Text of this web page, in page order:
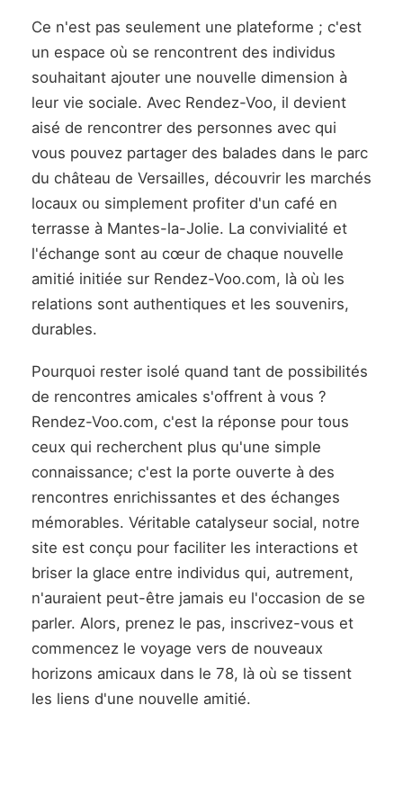
Ce n'est pas seulement une plateforme ; c'est
un espace où se rencontrent des individus
souhaitant ajouter une nouvelle dimension à
leur vie sociale. Avec Rendez-Voo, il devient
aisé de rencontrer des personnes avec qui
vous pouvez partager des balades dans le parc
du château de Versailles, découvrir les marchés
locaux ou simplement profiter d'un café en
terrasse à Mantes-la-Jolie. La convivialité et
l'échange sont au cœur de chaque nouvelle
amitié initiée sur Rendez-Voo.com, là où les
relations sont authentiques et les souvenirs,
durables.
Pourquoi rester isolé quand tant de possibilités
de rencontres amicales s'offrent à vous ?
Rendez-Voo.com, c'est la réponse pour tous
ceux qui recherchent plus qu'une simple
connaissance; c'est la porte ouverte à des
rencontres enrichissantes et des échanges
mémorables. Véritable catalyseur social, notre
site est conçu pour faciliter les interactions et
briser la glace entre individus qui, autrement,
n'auraient peut-être jamais eu l'occasion de se
parler. Alors, prenez le pas, inscrivez-vous et
commencez le voyage vers de nouveaux
horizons amicaux dans le 78, là où se tissent
les liens d'une nouvelle amitié.